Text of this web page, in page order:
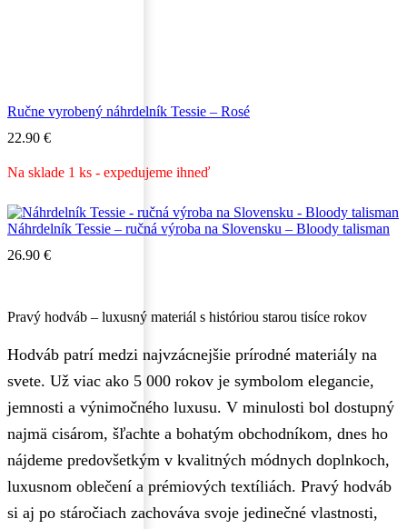
Ručne vyrobený náhrdelník Tessie – Rosé
22.90 €
Na sklade 1 ks - expedujeme ihneď
Náhrdelník Tessie – ručná výroba na Slovensku – Bloody talisman
26.90 €
Pravý hodváb – luxusný materiál s históriou starou tisíce rokov
Hodváb patrí medzi najvzácnejšie prírodné materiály na
svete. Už viac ako 5 000 rokov je symbolom elegancie,
jemnosti a výnimočného luxusu. V minulosti bol dostupný
najmä cisárom, šľachte a bohatým obchodníkom, dnes ho
nájdeme predovšetkým v kvalitných módnych doplnkoch,
luxusnom oblečení a prémiových textíliách. Pravý hodváb
si aj po stáročiach zachováva svoje jedinečné vlastnosti,